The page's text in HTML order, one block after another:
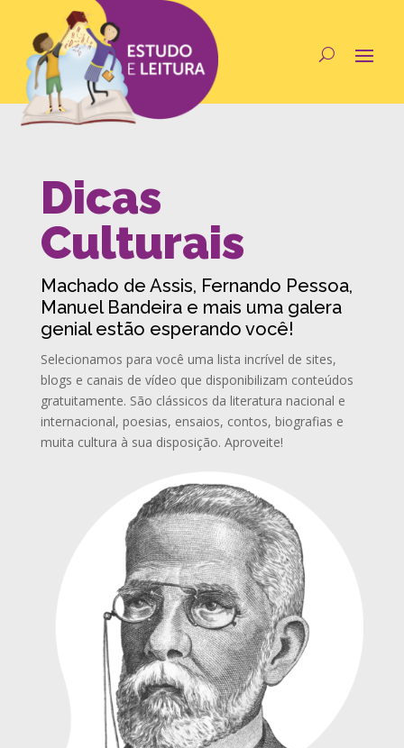
Dicas
Culturais
Machado de Assis, Fernando Pessoa,
Manuel Bandeira e mais uma galera
genial estão esperando você!
Selecionamos para você uma lista incrível de sites,
blogs e canais de vídeo que disponibilizam conteúdos
gratuitamente. São clássicos da literatura nacional e
internacional, poesias, ensaios, contos, biografias e
muita cultura à sua disposição. Aproveite!